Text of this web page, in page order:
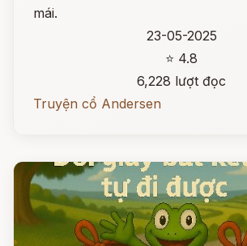
mái.
23-05-2025
⭐ 4.8
6,228 lượt đọc
Truyện cổ Andersen